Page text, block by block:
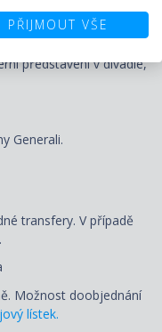
pořádaných na
představení v divadle,
Generali.
transfery. V případě
Možnost doobjednání
lístek.
PŘIJMOUT VŠE